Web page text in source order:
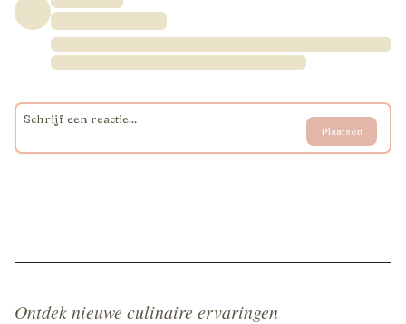
Plaatsen
Ontdek nieuwe culinaire ervaringen